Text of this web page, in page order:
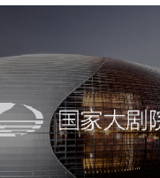
国家大剧院
剧院 智慧展馆 展馆